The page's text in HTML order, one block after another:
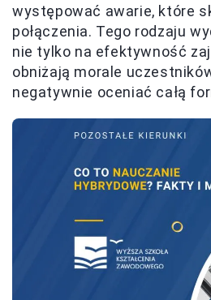
występować awarie, które
połączenia. Tego rodzaju
nie tylko na efektywność
obniżają morale
negatywnie oceniać całą